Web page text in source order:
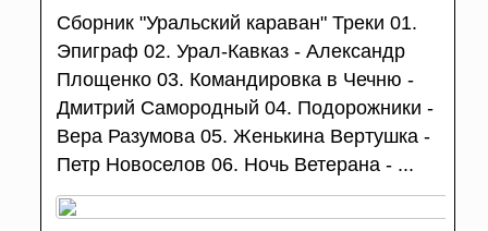
Сборник "Уральский караван" Треки 01.
Эпиграф 02. Урал-Кавказ - Александр
Площенко 03. Командировка в Чечню -
Дмитрий Самородный 04. Подорожники -
Вера Разумова 05. Женькина Вертушка -
Петр Новоселов 06. Ночь Ветерана - ...